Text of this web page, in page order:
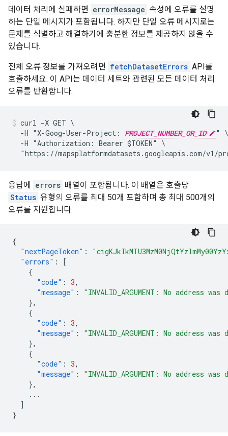
데이터 처리에 실패하면 errorMessage 속성에 오류를 설명
하는 단일 메시지가 포함됩니다. 하지만 단일 오류 메시지로는
문제를 식별하고 해결하기에 충분한 정보를 제공하지 않을 수
있습니다.
전체 오류 정보를 가져오려면 fetchDatasetErrors API를
호출하세요. 이 API는 데이터 세트와 관련된 모든 데이터 처리
오류를 반환합니다.
curl -X GET \
  -H "X-Goog-User-Project:
PROJECT_NUMBER_OR_ID
" \
  -H "Authorization: Bearer $TOKEN" \
"https://mapsplatformdatasets.googleapis.com/v1/
응답에 errors 배열이 포함됩니다. 이 배열은 호출당
Status 유형의 오류를 최대 50개 포함하며 총 최대 500개의
오류를 지원합니다.
{
"nextPageToken" :
"errors" :
[
{
"code" : 3,
"message" :
"INVALID_ARGUMENT: No
},
{
"code" : 3,
"message" :
"INVALID_ARGUMENT: No
},
{
"code" : 3,
"message" :
"INVALID_ARGUMENT: No
},
...
]
}